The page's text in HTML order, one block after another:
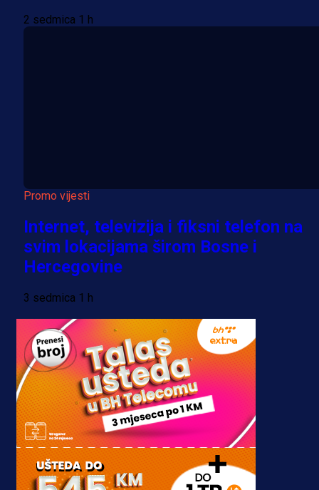
2 sedmica 1 h
Promo vijesti
Internet, televizija i fiksni telefon na
svim lokacijama širom Bosne i
Hercegovine
3 sedmica 1 h